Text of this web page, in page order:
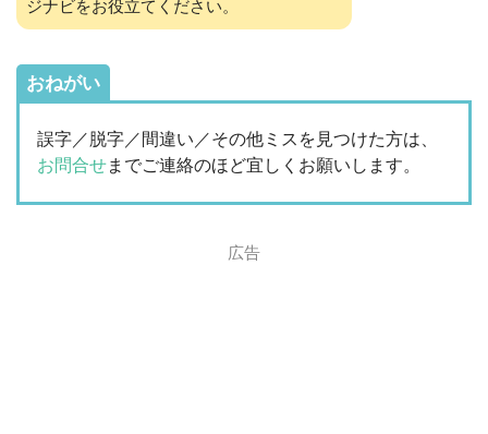
ジナビをお役立てください。
おねがい
誤字／脱字／間違い／その他ミスを見つけた方は、
お問合せまでご連絡のほど宜しくお願いします。
広告